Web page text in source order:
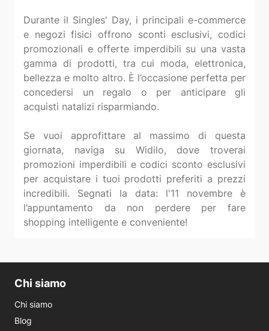
Durante il Singles' Day, i principali e-commerce
e negozi fisici offrono sconti esclusivi, codici
promozionali e offerte imperdibili su una vasta
gamma di prodotti, tra cui moda, elettronica,
bellezza e molto altro. È l’occasione perfetta per
concedersi un regalo o per anticipare gli
acquisti natalizi risparmiando.
Se vuoi approfittare al massimo di questa
giornata, naviga su Widilo, dove troverai
promozioni imperdibili e codici sconto esclusivi
per acquistare i tuoi prodotti preferiti a prezzi
incredibili. Segnati la data: l'11 novembre è
l’appuntamento da non perdere per fare
Chi siamo
Chi siamo
Blog